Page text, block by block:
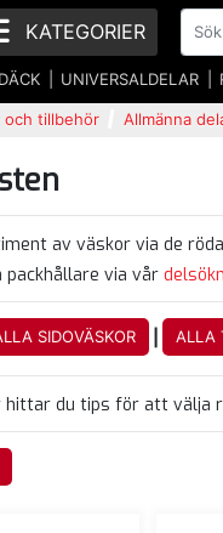
KATEGORIER
DÄCK UNIVERSALDELAR
och tillbehör Allmänna
av väskor via de
via vår
SIDOVÄSKOR ALLA
hittar du tips för att välja